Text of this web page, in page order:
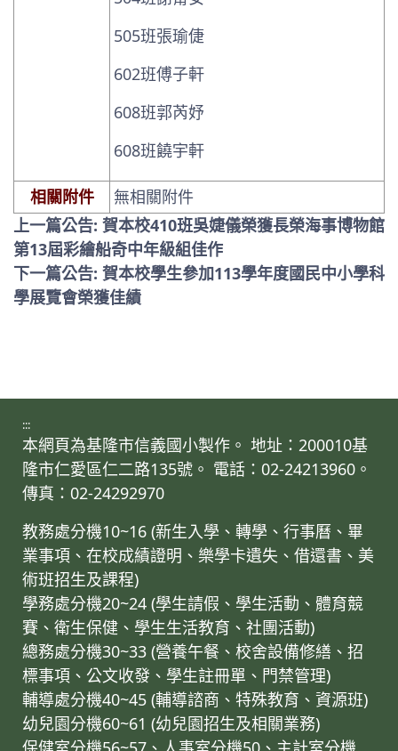
505班張瑜倢
602班傅子軒
608班郭芮妤
608班饒宇軒
相關附件
無相關附件
上一篇公告: 賀本校410班吳婕儀榮獲長榮海事博物館
第13屆彩繪船奇中年級組佳作
下一篇公告: 賀本校學生參加113學年度國民中小學科
學展覽會榮獲佳績
:::
本網頁為基隆市信義國小製作。 地址：200010基
隆市仁愛區仁二路135號。 電話：02-24213960。
傳真：02-24292970
教務處分機10~16 (新生入學、轉學、行事曆、畢
業事項、在校成績證明、樂學卡遺失、借還書、美
術班招生及課程)
學務處分機20~24 (學生請假、學生活動、體育競
賽、衛生保健、學生生活教育、社團活動)
總務處分機30~33 (營養午餐、校舍設備修繕、招
標事項、公文收發、學生註冊單、門禁管理)
輔導處分機40~45 (輔導諮商、特殊教育、資源班)
幼兒園分機60~61 (幼兒園招生及相關業務)